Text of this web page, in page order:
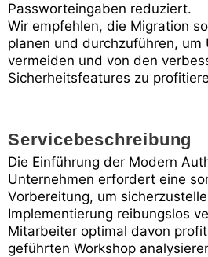
Passworteingaben reduziert.
Wir empfehlen, die Migration
planen und durchzuführen, um
vermeiden und von den
Sicherheitsfeatures zu
Servicebeschreibung
Die Einführung der Modern
Unternehmen erfordert eine
Vorbereitung, um
Implementierung reibungslos
Mitarbeiter optimal davon
geführten Workshop